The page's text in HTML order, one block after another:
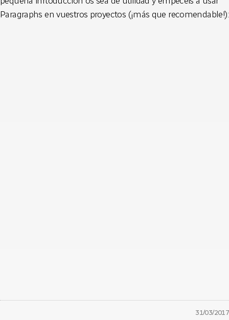
Paragraphs en vuestros proyectos (¡más que recomendable!):
31/03/2017